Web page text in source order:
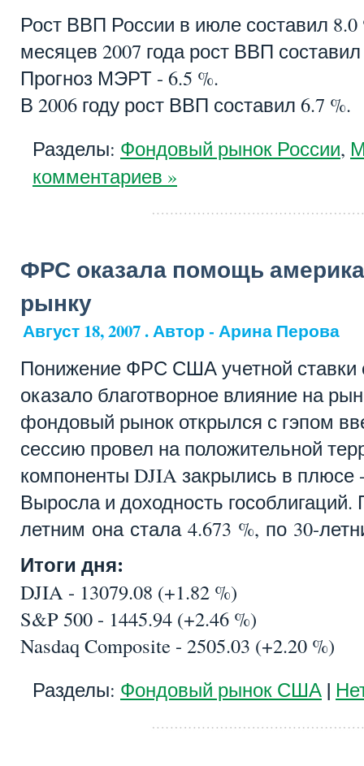
Рост ВВП России в июле составил
месяцев 2007 года рост ВВП составил
Прогноз МЭРТ - 6.5 %.
В 2006 году рост ВВП составил 6.7 %.
Разделы: Фондовый рынок России,
комментариев »
ФРС оказала помощь
рынку
Август 18, 2007 . Автор - Арина Перова
Понижение ФРС США учетной ставки
оказало благотворное влияние на
фондовый рынок открылся с гэпом
сессию провел на положительной
компоненты DJIA закрылись в плюсе
Выросла и доходность гособлигаций.
летним она стала 4.673 %, по 30-
Итоги дня:
DJIA - 13079.08 (+1.82 %)
S&P 500 - 1445.94 (+2.46 %)
Nasdaq Composite - 2505.03 (+2.20 %)
Разделы: Фондовый рынок США |